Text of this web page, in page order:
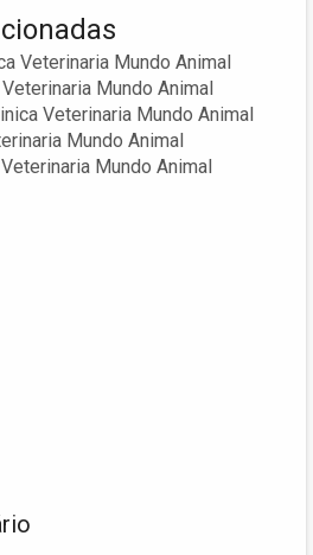
Veterinaria Mundo Animal
Mundo Animal
Veterinaria Mundo Animal
Mundo Animal
Mundo Animal